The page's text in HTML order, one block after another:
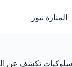
إلى
المحتوى
المنارة نيوز
سلوكيات تكشف عن